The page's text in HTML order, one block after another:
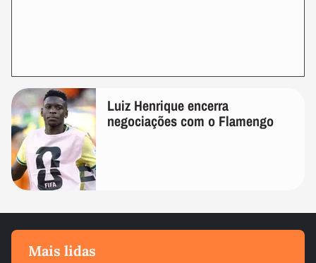
Luiz Henrique encerra
negociações com o Flamengo
Mais lidas